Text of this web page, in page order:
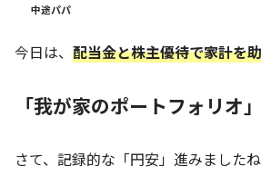
中途パパ
今日は、 配当金と株主優待で家計を
「我が家のポートフォリオ」
さて、記録的な「円安」進みました